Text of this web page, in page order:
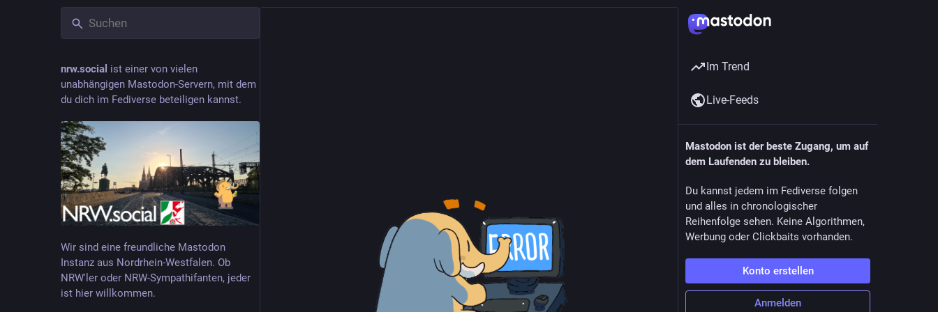
nrw.social ist einer von vielen
unabhängigen Mastodon-Servern, mit dem
du dich im Fediverse beteiligen kannst.
Wir sind eine freundliche Mastodon
Instanz aus Nordrhein-Westfalen. Ob
NRW'ler oder NRW-Sympathifanten, jeder
ist hier willkommen.
Im Trend
Live-Feeds
Mastodon ist der beste Zugang, um auf
dem Laufenden zu bleiben.
Du kannst jedem im Fediverse folgen
und alles in chronologischer
Reihenfolge sehen. Keine Algorithmen,
Werbung oder Clickbaits vorhanden.
Konto erstellen
Anmelden